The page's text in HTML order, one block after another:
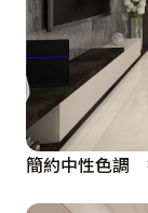
簡約中性色調